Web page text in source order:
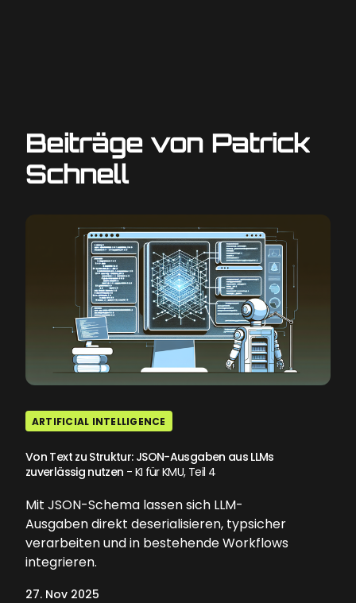
Beiträge von Patrick
Schnell
ARTIFICIAL INTELLIGENCE
Von Text zu Struktur: JSON-Ausgaben aus LLMs
zuverlässig nutzen - KI für KMU, Teil 4
Mit JSON-Schema lassen sich LLM-
Ausgaben direkt deserialisieren, typsicher
verarbeiten und in bestehende Workflows
integrieren.
27. Nov 2025